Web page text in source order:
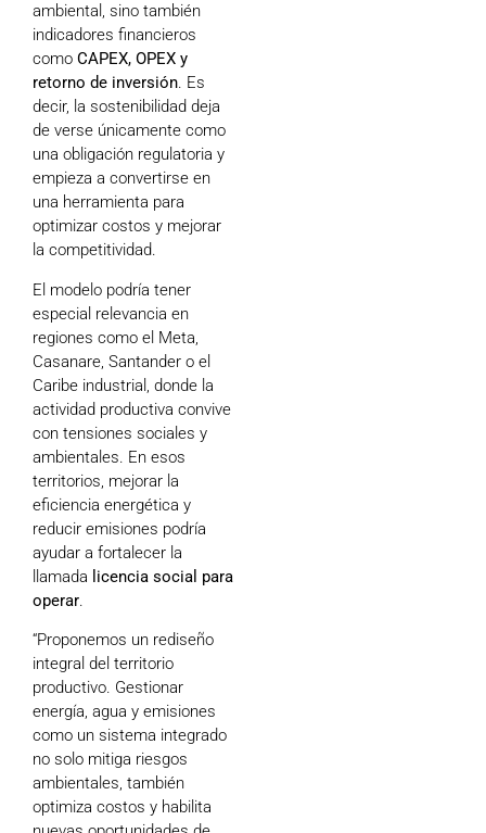
ambiental, sino también
indicadores financieros
como CAPEX, OPEX y
retorno de inversión. Es
decir, la sostenibilidad deja
de verse únicamente como
una obligación regulatoria y
empieza a convertirse en
una herramienta para
optimizar costos y mejorar
la competitividad.
El modelo podría tener
especial relevancia en
regiones como el Meta,
Casanare, Santander o el
Caribe industrial, donde la
actividad productiva convive
con tensiones sociales y
ambientales. En esos
territorios, mejorar la
eficiencia energética y
reducir emisiones podría
ayudar a fortalecer la
llamada licencia social para
operar.
“Proponemos un rediseño
integral del territorio
productivo. Gestionar
energía, agua y emisiones
como un sistema integrado
no solo mitiga riesgos
ambientales, también
optimiza costos y habilita